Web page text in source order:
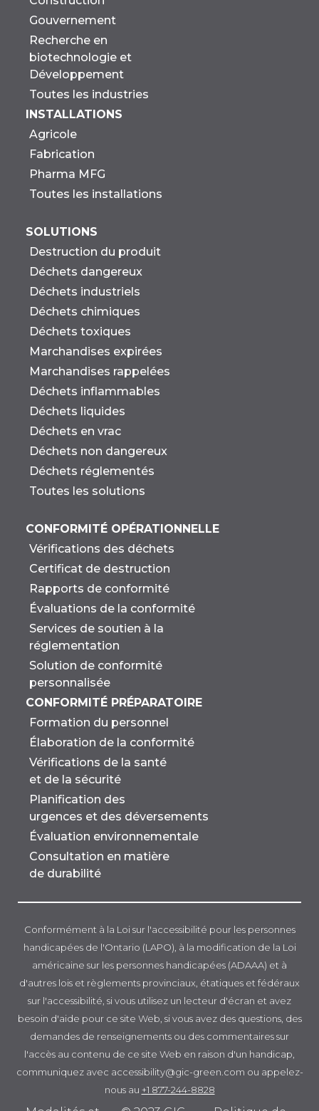
Gouvernement
Recherche en
biotechnologie et
Développement
Toutes les industries
INSTALLATIONS
Agricole
Fabrication
Pharma MFG
Toutes les installations
SOLUTIONS
Destruction du produit
Déchets dangereux
Déchets industriels
Déchets chimiques
Déchets toxiques
Marchandises expirées
Marchandises rappelées
Déchets inflammables
Déchets liquides
Déchets en vrac
Déchets non dangereux
Déchets réglementés
Toutes les solutions
CONFORMITÉ OPÉRATIONNELLE
Vérifications des déchets
Certificat de destruction
Rapports de conformité
Évaluations de la conformité
Services de soutien à la
réglementation
Solution de conformité
personnalisée
CONFORMITÉ PRÉPARATOIRE
Formation du personnel
Élaboration de la conformité
Vérifications de la santé
et de la sécurité
Planification des
urgences et des déversements
Évaluation environnementale
Consultation en matière
de durabilité
Conformément à la Loi sur l'accessibilité pour les personnes
handicapées de l'Ontario (LAPO), à la modification de la Loi
américaine sur les personnes handicapées (ADAAA) et à
d'autres lois et règlements provinciaux, étatiques et fédéraux
sur l'accessibilité, si vous utilisez un lecteur d'écran et avez
besoin d'aide pour ce site Web, si vous avez des questions, des
demandes de renseignements ou des commentaires sur
l'accès au contenu de ce site Web en raison d'un handicap,
communiquez avec accessibility@gic-green.com ou appelez-
nous au +1 877-244-8828